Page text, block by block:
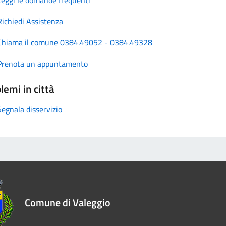
Assistenza
il comune 0384.49052 - 0384.49328
un appuntamento
in città
disservizio
Comune di Valeggio